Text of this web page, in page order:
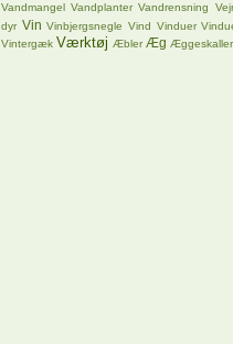
Vandmangel Vandplanter Vandrensning Vejr
dyr Vin Vinbjergsnegle Vind Vinduer
Vintergæk Værktøj Æbler Æg Æggeskaller